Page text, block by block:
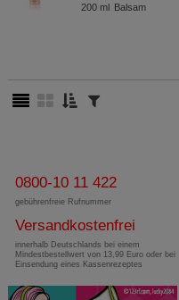
200 ml Balsam
0800-10 11 422
gebührenfreie Rufnummer
Versandkostenfrei
innerhalb Deutschlands bei einem
Mindestbestellwert von 13,99 Euro oder bei
Einsendung eines Kassenrezeptes